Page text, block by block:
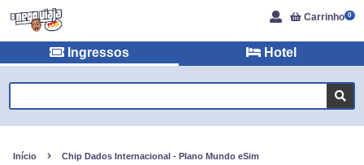
Carrinho 0
Ingressos Hotel
Início Chip Dados Internacional - Plano Mundo eSim